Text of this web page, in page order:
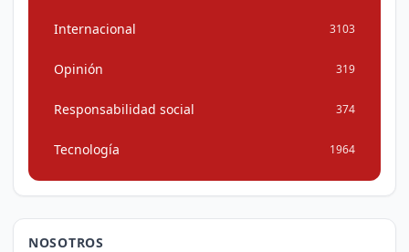
Internacional 3103
Opinión 319
Responsabilidad social 374
Tecnología 1964
NOSOTROS